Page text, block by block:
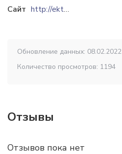
Сайт
http://ektb.by
Обновление данных: 08.02.2022
Количество просмотров: 1194
Отзывы
Отзывов пока нет